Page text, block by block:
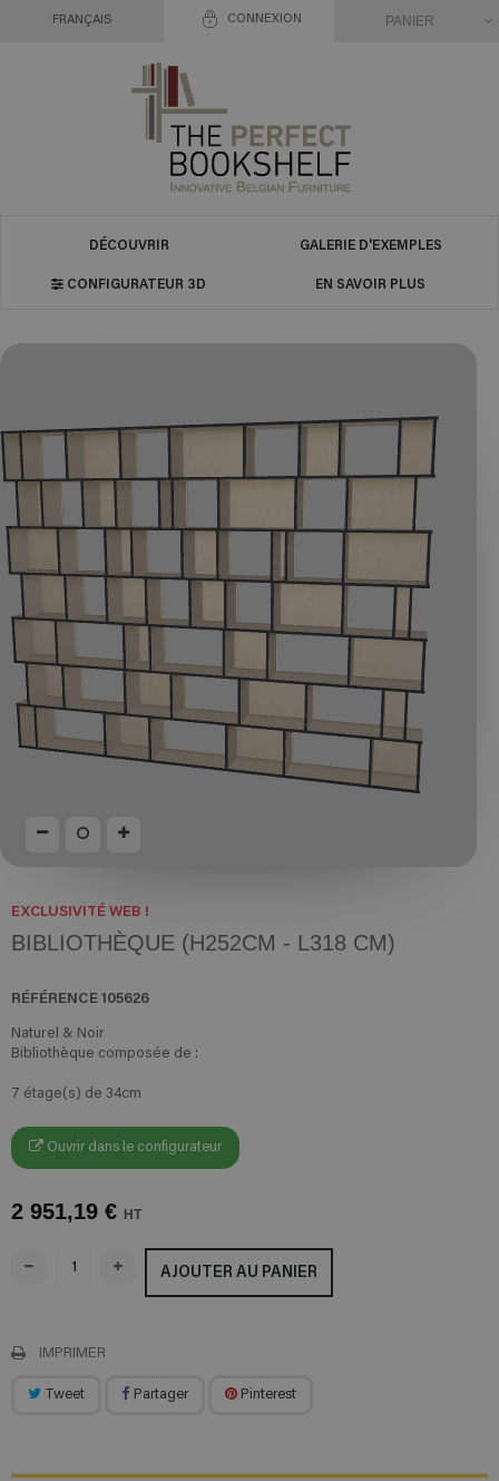
CONNEXION
FRANÇAIS PANIER
DÉCOUVRIR GALERIE D'EXEMPLES
CONFIGURATEUR 3D EN SAVOIR PLUS
EXCLUSIVITÉ WEB !
BIBLIOTHÈQUE (H252CM - L318 CM)
RÉFÉRENCE105626
Naturel & Noir
Bibliothèque composée de :
7 étage(s) de 34cm
Ouvrir dans le configurateur
2 951,19 € HT
AJOUTER AU PANIER
IMPRIMER
Tweet Partager Pinterest